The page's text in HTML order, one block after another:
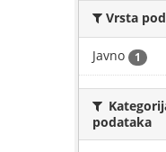
Vrsta
Javno 1
podataka